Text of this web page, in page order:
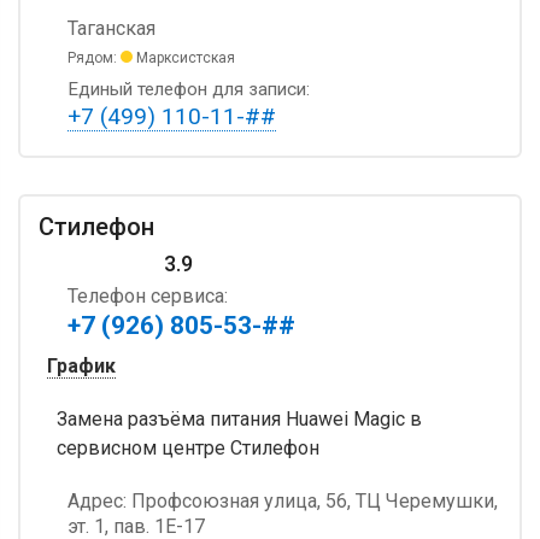
Таганская
Рядом: Марксистская
Единый телефон для записи:
+7 (499) 110-11-##
Стилефон
3.9
Телефон сервиса:
+7 (926) 805-53-##
График
Замена разъёма питания Huawei Magic в
сервисном центре Стилефон
Адрес: Профсоюзная улица, 56, ТЦ Черемушки,
эт. 1, пав. 1Е-17